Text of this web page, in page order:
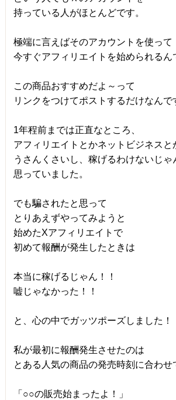
持っている人がほとんどです。
極端に言えばそのアカウントを使って
今すぐアフィリエイトを始められるん
この商品おすすめだよ～って
リンクをつけてポストするだけなんで
1年程前までは正直なところ、
アフィリエイトとかネットビジネスと
うさんくさいし、稼げるわけないじゃ
思っていました。
でも騙されたと思って
とりあえずやってみようと
始めたXアフィリエイトで
初めて報酬が発生したときは
本当に稼げるじゃん！！
嘘じゃなかった！！
と、心の中でガッツポーズしました！
私が最初に報酬発生させたのは
とある人気の商品の発売時刻に合わせ
「○○の販売始まったよ！」